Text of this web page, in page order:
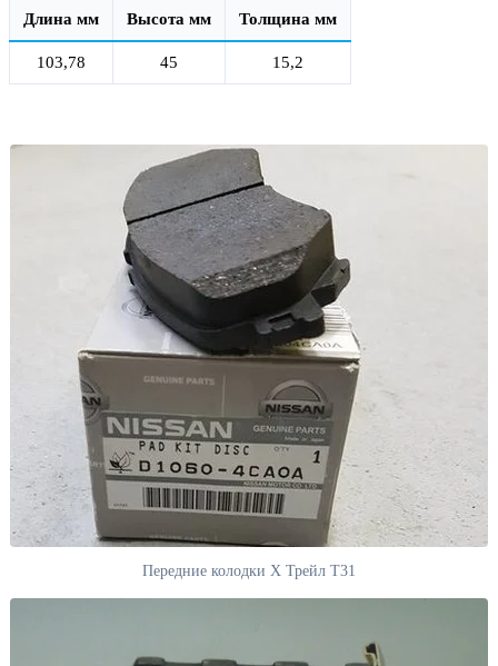
Длина мм Высота мм Толщина мм
103,78 45 15,2
Передние колодки Х Трейл Т31